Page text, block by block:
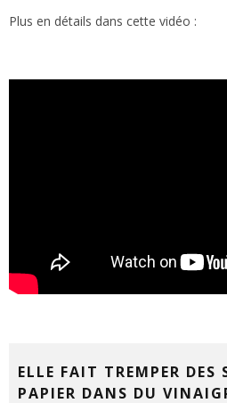
Plus en détails dans cette vidéo :
ELLE FAIT TREMPER DES
PAPIER DANS DU